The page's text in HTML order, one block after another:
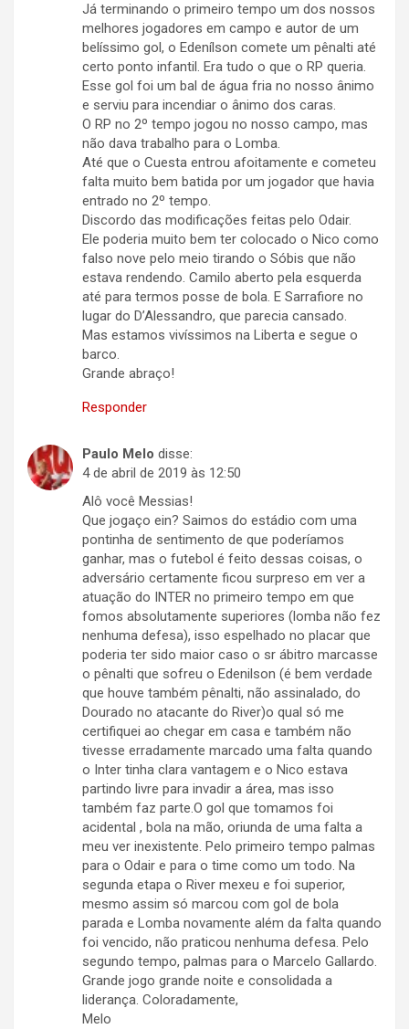
Já terminando o primeiro tempo um dos nossos
melhores jogadores em campo e autor de um
belíssimo gol, o Edenílson comete um pênalti até
certo ponto infantil. Era tudo o que o RP queria.
Esse gol foi um bal de água fria no nosso ânimo
e serviu para incendiar o ânimo dos caras.
O RP no 2º tempo jogou no nosso campo, mas
não dava trabalho para o Lomba.
Até que o Cuesta entrou afoitamente e cometeu
falta muito bem batida por um jogador que havia
entrado no 2º tempo.
Discordo das modificações feitas pelo Odair.
Ele poderia muito bem ter colocado o Nico como
falso nove pelo meio tirando o Sóbis que não
estava rendendo. Camilo aberto pela esquerda
até para termos posse de bola. E Sarrafiore no
lugar do D’Alessandro, que parecia cansado.
Mas estamos vivíssimos na Liberta e segue o
barco.
Grande abraço!
Responder
Paulo Melo disse:
4 de abril de 2019 às 12:50
Alô você Messias!
Que jogaço ein? Saimos do estádio com uma
pontinha de sentimento de que poderíamos
ganhar, mas o futebol é feito dessas coisas, o
adversário certamente ficou surpreso em ver a
atuação do INTER no primeiro tempo em que
fomos absolutamente superiores (lomba não fez
nenhuma defesa), isso espelhado no placar que
poderia ter sido maior caso o sr ábitro marcasse
o pênalti que sofreu o Edenilson (é bem verdade
que houve também pênalti, não assinalado, do
Dourado no atacante do River)o qual só me
certifiquei ao chegar em casa e também não
tivesse erradamente marcado uma falta quando
o Inter tinha clara vantagem e o Nico estava
partindo livre para invadir a área, mas isso
também faz parte.O gol que tomamos foi
acidental , bola na mão, oriunda de uma falta a
meu ver inexistente. Pelo primeiro tempo palmas
para o Odair e para o time como um todo. Na
segunda etapa o River mexeu e foi superior,
mesmo assim só marcou com gol de bola
parada e Lomba novamente além da falta quando
foi vencido, não praticou nenhuma defesa. Pelo
segundo tempo, palmas para o Marcelo Gallardo.
Grande jogo grande noite e consolidada a
liderança. Coloradamente,
Melo